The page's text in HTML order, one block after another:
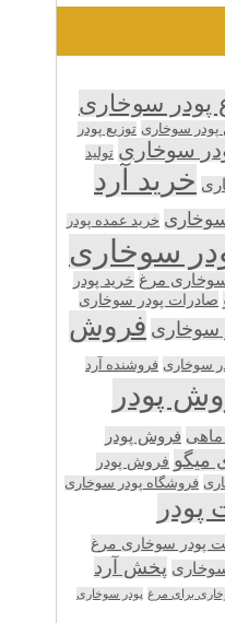
پودر سوخاری
پودر سوخاری توزیع پودر
سوخاری تولید
خرید آرد
سوخاری خرید عمده پودر
سوخاری
سوخاری مرغ خرید پودر
صادرات پودر سوخاری
سوخاری فروش
سوخاری فروشنده آرد
پودر
فروش پودر
میگو فروش پودر
فروشگاه پودر سوخاری
پودر
پودر سوخاری مرغ
سوخاری پخش آرد
برای مرغ پودر سوخاری